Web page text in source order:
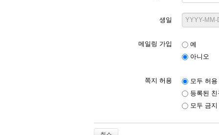
생일
메일링 가입
예
아니오
쪽지 허용
모두 허용
등록된
모두 금지